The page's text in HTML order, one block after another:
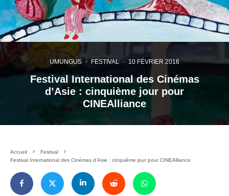
UMUNGUS · FESTIVAL · 10 FÉVRIER 2016
Festival International des Cinémas
d’Asie : cinquième jour pour
CINEAlliance
Accueil
Festival
Festival International des Cinémas d’Asie : cinquième jour pour CINEAlliance